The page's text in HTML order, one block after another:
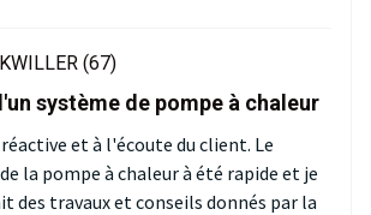
(67)
système de pompe à chaleur
et à l'écoute du client. Le
la pompe à chaleur à été rapide et je
des travaux et conseils donnés par la